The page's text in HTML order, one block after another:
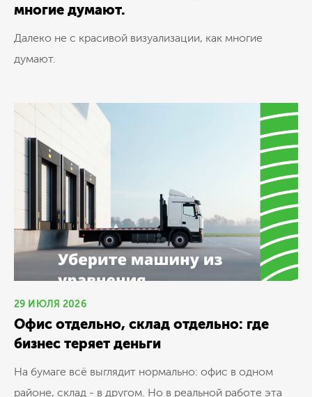
многие думают.
Далеко не с красивой визуализации, как многие
думают.
29 ИЮЛЯ 2026
Офис отдельно, склад отдельно: где
бизнес теряет деньги
На бумаге всё выглядит нормально: офис в одном
районе, склад - в другом. Но в реальной работе эта